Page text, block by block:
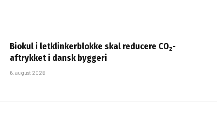
Biokul i letklinkerblokke skal reducere CO₂-
aftrykket i dansk byggeri
6. august 2026